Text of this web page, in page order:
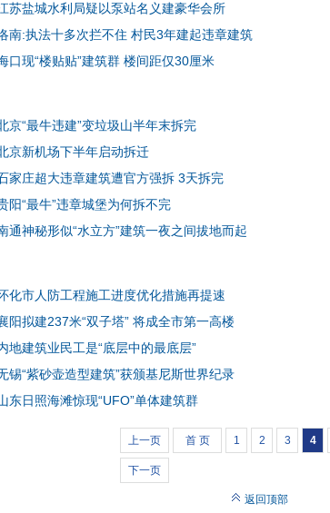
苏盐城水利局疑以泵站名义建豪华会所
南:执法十多次拦不住 村民3年建起违章建筑
口现“楼贴贴”建筑群 楼间距仅30厘米
京“最牛违建”变垃圾山半年末拆完
京新机场下半年启动拆迁
家庄超大违章建筑遭官方强拆 3天拆完
阳“最牛”违章城堡为何拆不完
通神秘形似“水立方”建筑一夜之间拔地而起
化市人防工程施工进度优化措施再提速
阳拟建237米“双子塔” 将成全市第一高楼
地建筑业民工是“底层中的最底层”
锡“紫砂壶造型建筑”获颁基尼斯世界纪录
东日照海滩惊现“UFO”单体建筑群
上一页 首 页 1 2 3 4
下一页
返回顶部